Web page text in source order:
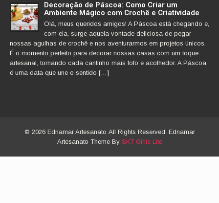
Decoração de Páscoa: Como Criar um
Ambiente Mágico com Crochê e Criatividade
Olá, meus queridos amigos! A Páscoa está chegando e,
com ela, surge aquela vontade deliciosa de pegar
nossas agulhas de crochê e nos aventurarmos em projetos únicos.
É o momento perfeito para decorar nossas casas com um toque
artesanal, tornando cada cantinho mais fofo e acolhedor. A Páscoa
é uma data que une o sentido […]
© 2026 Ednamar Artesanato All Rights Reserved. Ednamar
Artesanato Theme By SKT Girlie Lite